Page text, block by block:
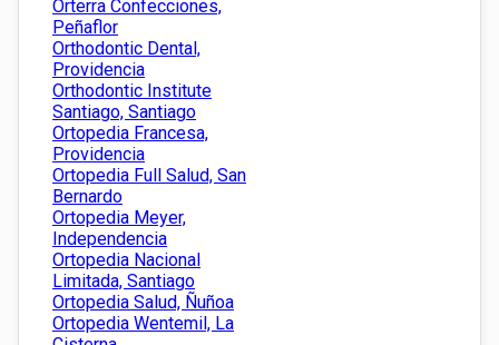
Orterra Confecciones,
Peñaflor
Orthodontic Dental,
Providencia
Orthodontic Institute
Santiago, Santiago
Ortopedia Francesa,
Providencia
Ortopedia Full Salud, San
Bernardo
Ortopedia Meyer,
Independencia
Ortopedia Nacional
Limitada, Santiago
Ortopedia Salud, Ñuñoa
Ortopedia Wentemil, La